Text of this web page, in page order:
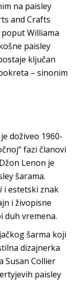
na paisley
and Crafts
Williama
paisley
ključan
– sinonim
doživeo 1960-
fazi članovi
Lenon je
šarama.
i estetski znak
i živopisne
duh vremena.
šarma koji
dizajnerka
Susan Collier
paisley